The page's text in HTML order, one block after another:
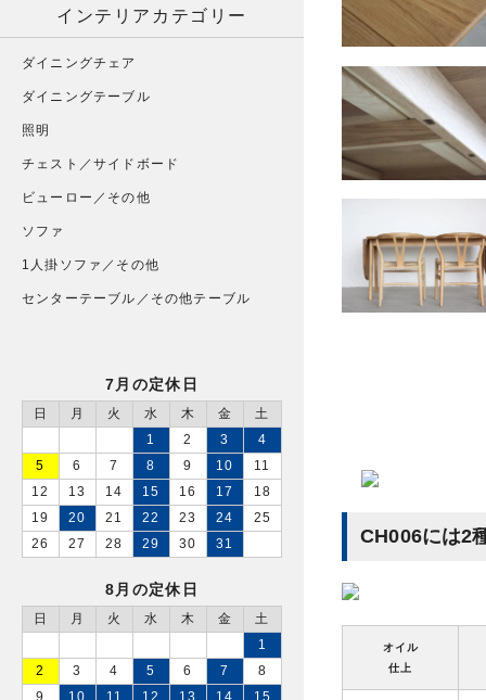
CH006には2
オイル
仕上
インテリアカテゴリー
ダイニングチェア
ダイニングテーブル
照明
チェスト／サイドボード
ビューロー／その他
ソファ
1人掛ソファ／その他
センターテーブル／その他テーブル
7月の定休日
日 月 火 水 木 金
土
1
2 3
4
5
6 7 8 9 10
11
12
13 14 15 16 17
18
19
20 21 22 23 24
25
26
27 28 29 30 31
8月の定休日
日 月 火 水 木 金
土
1
2
3 4 5 6 7
8
9
10 11 12 13 14 15